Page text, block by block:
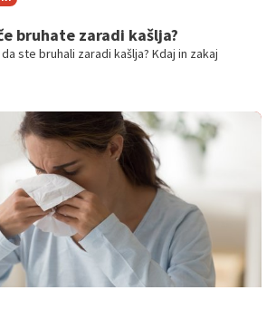
bruhate zaradi kašlja?
ste bruhali zaradi kašlja? Kdaj in zakaj